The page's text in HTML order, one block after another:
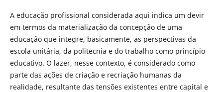
A educação profissional considerada aqui indica um devir
em termos da materialização da concepção de uma
educação que integre, basicamente, as perspectivas da
escola unitária, da politecnia e do trabalho como princípio
educativo. O lazer, nesse contexto, é considerado como
parte das ações de criação e recriação humanas da
realidade, resultante das tensões existentes entre capital e